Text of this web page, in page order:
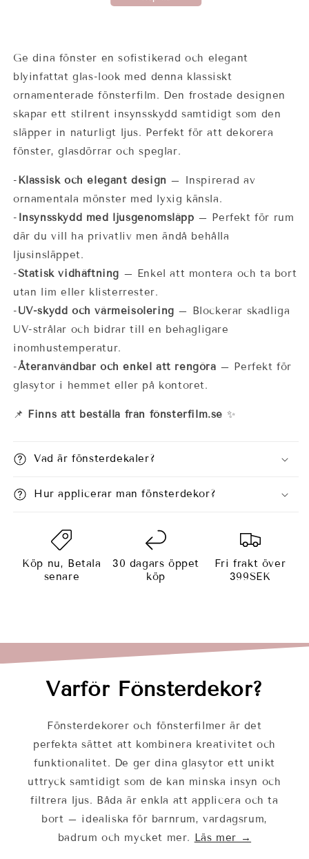
Ge dina fönster en sofistikerad och elegant
blyinfattat glas-look med denna klassiskt
ornamenterade fönsterfilm. Den frostade designen
skapar ett stilrent insynsskydd samtidigt som den
släpper in naturligt ljus. Perfekt för att dekorera
fönster, glasdörrar och speglar.
- Klassisk och elegant design – Inspirerad av
ornamentala mönster med lyxig känsla.
- Insynsskydd med ljusgenomsläpp – Perfekt för rum
där du vill ha privatliv men ändå behålla
ljusinsläppet.
-Statisk vidhäftning – Enkel att montera och ta bort
utan lim eller klisterrester.
-UV-skydd och värmeisolering – Blockerar skadliga
UV-strålar och bidrar till en behagligare
inomhustemperatur.
-Återanvändbar och enkel att rengöra – Perfekt för
glasytor i hemmet eller på kontoret.
📌 Finns att beställa från fönsterfilm.se ✨
Vad är fönsterdekaler?
Hur applicerar man fönsterdekor?
Köp nu, Betala
senare
30 dagars öppet
köp
Fri frakt över
399SEK
Varför Fönsterdekor?
Fönsterdekorer och fönsterfilmer är det
perfekta sättet att kombinera kreativitet och
funktionalitet. De ger dina glasytor ett unikt
uttryck samtidigt som de kan minska insyn och
filtrera ljus. Båda är enkla att applicera och ta
bort – idealiska för barnrum, vardagsrum,
badrum och mycket mer. Läs mer →